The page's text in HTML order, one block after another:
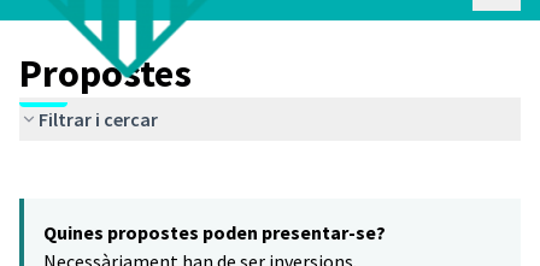
Propostes
Filtrar i cercar
−
Quines propostes poden presentar-se?
Necessàriament han de ser inversions.